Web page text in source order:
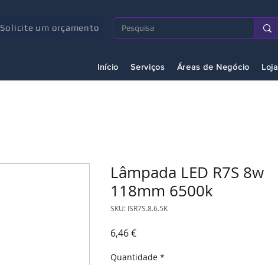
Solicite um orçamento
Início Serviços Áreas de Negócio Loja
Lâmpada LED R7S 8w
118mm 6500k
SKU: ISR7S.8.6.5K
6,46 €Preço
Quantidade *